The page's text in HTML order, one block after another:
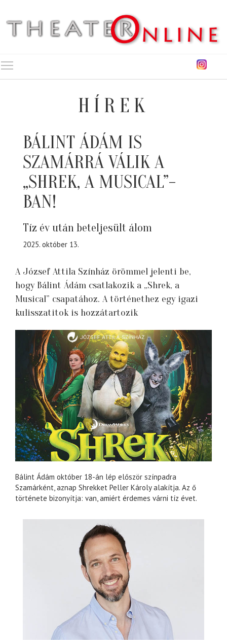
HÍREK
BÁLINT ÁDÁM IS
SZAMÁRRÁ VÁLIK A
„SHREK, A MUSICAL”-
BAN!
Tíz év után beteljesült álom
2025. október 13.
A József Attila Színház örömmel jelenti be,
hogy Bálint Ádám csatlakozik a „Shrek, a
Musical” csapatához. A történethez egy igazi
kulisszatitok is hozzátartozik
Bálint Ádám október 18-án lép először színpadra
Szamárként, aznap Shrekket Peller Károly alakítja. Az ő
története bizonyítja: van, amiért érdemes várni tíz évet.